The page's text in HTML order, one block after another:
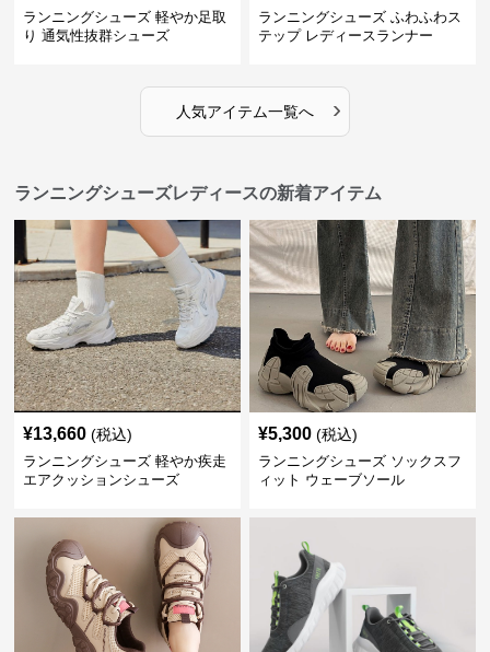
ランニングシューズ 軽やか足取
り 通気性抜群シューズ
ランニングシューズ ふわふわス
テップ レディースランナー
人気アイテム一覧へ ›
ランニングシューズレディースの新着アイテム
¥13,660 (税込)
ランニングシューズ 軽やか疾走
エアクッションシューズ
¥5,300 (税込)
ランニングシューズ ソックスフ
ィット ウェーブソール